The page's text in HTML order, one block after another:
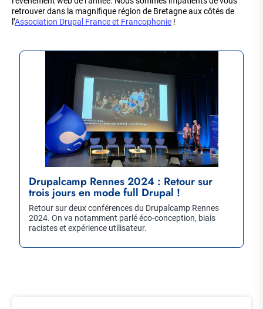
retrouver dans la magnifique région de Bretagne aux côtés de
l’Association Drupal France et Francophonie !
Drupalcamp Rennes 2024 : Retour sur
trois jours en mode full Drupal !
Retour sur deux conférences du Drupalcamp Rennes
2024. On va notamment parlé éco-conception, biais
racistes et expérience utilisateur.